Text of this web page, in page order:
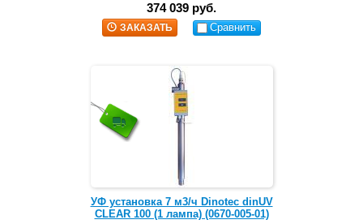
374 039 руб.
ЗАКАЗАТЬ Сравнить
УФ установка 7 м3/ч Dinotec dinUV
CLEAR 100 (1 лампа) (0670-005-01)